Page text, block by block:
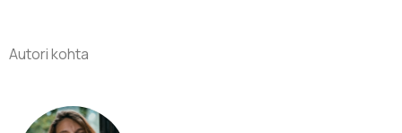
Autori kohta